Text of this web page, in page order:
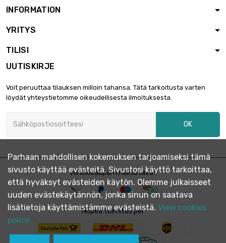
INFORMATION
YRITYS
TILISI
UUTISKIRJE
Voit peruuttaa tilauksen milloin tahansa. Tätä tarkoitusta varten
löydät yhteystietomme oikeudellisesta ilmoituksesta.
OK
Verkkokaupan maksutavat
Nopea toimitus per
Parhaan mahdollisen kokemuksen tarjoamiseksi tämä
sivusto käyttää evästeitä. Sivustosi käyttö tarkoittaa,
että hyväksyt evästeiden käytön. Olemme julkaisseet
uuden evästekäytännön, jonka sinun on saatava
lisätietoja käyttämistämme evästeistä. View cookies
policy.